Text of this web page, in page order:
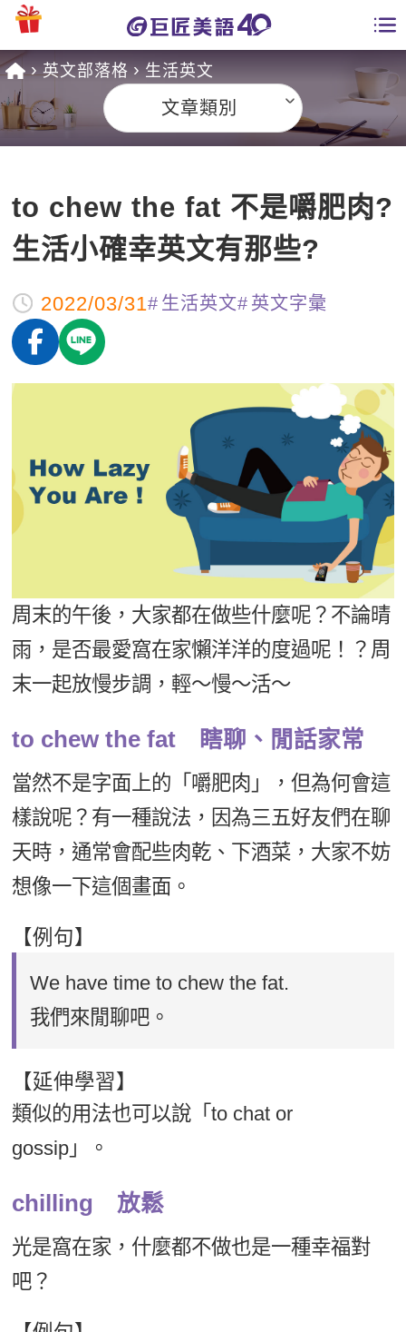
課程總覽
英文課程總表
英文會話
商用英文
英文檢定
GEPT 全民英檢課程
TOEFL 托福課程
英文聽力養成
基礎字彙
情境閱讀
英文文法技巧
Cengage TED Talks
CNN聽力強化
新聞英文
主題課程
Let's Talk
線上真人
西班牙語
外語即時通
兒童美語
企業訓練
點讀筆教材
數位學習教材
全國分校
英文部落格
英文能力測驗
師資團隊
學習分享
學員讚出來
企業服務
學員專區
英文部落格 生活英文
文章類別
to chew the fat 不是嚼肥肉?
生活小確幸英文有那些?
2022/03/31 生活英文 英文字彙
周末的午後，大家都在做些什麼呢？不論晴
雨，是否最愛窩在家懶洋洋的度過呢！？周
末一起放慢步調，輕～慢～活～
to chew the fat 瞎聊、閒話家常
當然不是字面上的「嚼肥肉」，但為何會這
樣說呢？有一種說法，因為三五好友們在聊
天時，通常會配些肉乾、下酒菜，大家不妨
想像一下這個畫面。
【例句】
We have time to chew the fat.
我們來閒聊吧。
【延伸學習】
類似的用法也可以說「to chat or
gossip」。
chilling 放鬆
光是窩在家，什麼都不做也是一種幸福對
吧？